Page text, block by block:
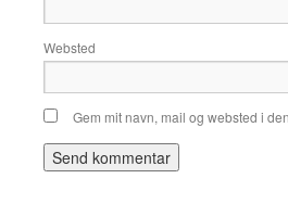
Websted
Gem mit navn, mail og websted i